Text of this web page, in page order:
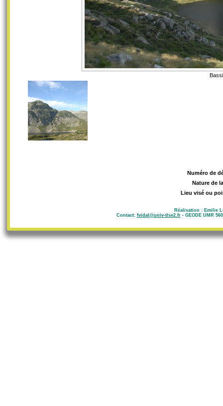
Numéro de
Nature de
Lieu visé ou
Réalisation : Emilie
Contact: fvidal@univ-tlse2.fr- GEODE UMR